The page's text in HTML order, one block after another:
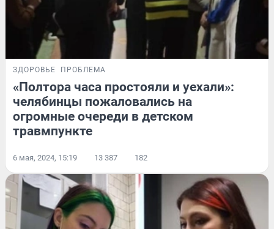
ЗДОРОВЬЕ ПРОБЛЕМА
«Полтора часа простояли и уехали»:
челябинцы пожаловались на
огромные очереди в детском
травмпункте
6 мая, 2024, 15:19 13 387 182